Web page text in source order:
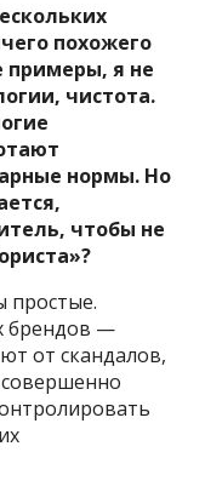
похожего
я не
чистота.
нормы. Но
чтобы не
простые.
брендов —
от скандалов,